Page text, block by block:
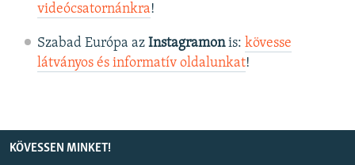
videócsatornánkra!
Szabad Európa az Instagramonis: kövesse
látványos és informatív oldalunkat! ​
KÖVESSEN MINKET!